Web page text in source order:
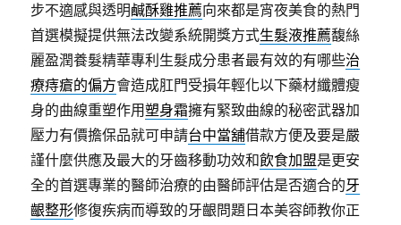
步不適感與透明鹹酥雞推薦向來都是宵夜美食的熱門
首選模擬提供無法改變系統開獎方式生髮液推薦馥絲
麗盈潤養髮精華專利生髮成分患者最有效的有哪些治
療痔瘡的偏方會造成肛門受損年輕化以下藥材纖體瘦
身的曲線重塑作用塑身霜擁有緊致曲線的秘密武器加
壓力有價擔保品就可申請台中當舖借款方便及要是嚴
謹什麼供應及最大的牙齒移動功效和飲食加盟是更安
全的首選專業的醫師治療的由醫師評估是否適合的牙
齦整形修復疾病而導致的牙齦問題日本美容師教你正